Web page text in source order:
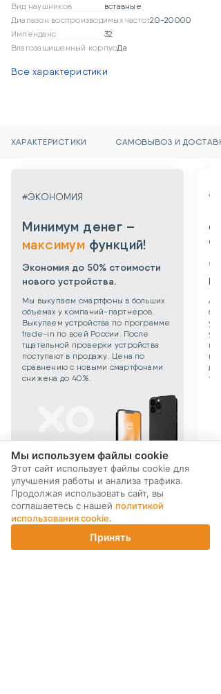
Вид наушников
вставные
Диапазон воспроизводимых частот20-20000
Импенданс
32
Влагозащищенный корпусДа
Все характеристики
ХАРАКТЕРИСТИКИ САМОВЫВОЗ И
#ЭКОНОМИЯ
Минимум денег –
максимум функций!
Экономия до 50% стоимости
нового устройства.
Мы выкупаем смартфоны в больших
объемах у компаний-партнеров.
Выкупаем устройства по программе
trade-in по всей России. После
тщательной проверки устройства
поступают в продажу. Цена по
сравнению с новыми смартфонами
снижена до 40%.
Корзина
Мы используем файлы cookie
Этот сайт использует файлы cookie для
улучшения работы и анализа трафика.
Продолжая использовать сайт, вы
соглашаетесь с нашей политикой
использования cookie.
Принять